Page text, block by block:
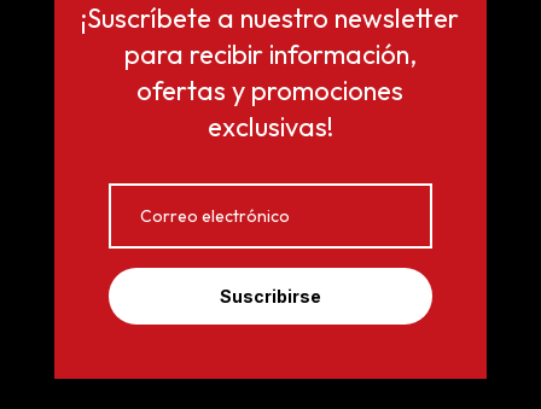
¡Suscríbete a nuestro newsletter
para recibir información,
ofertas y promociones
exclusivas!
Suscribirse